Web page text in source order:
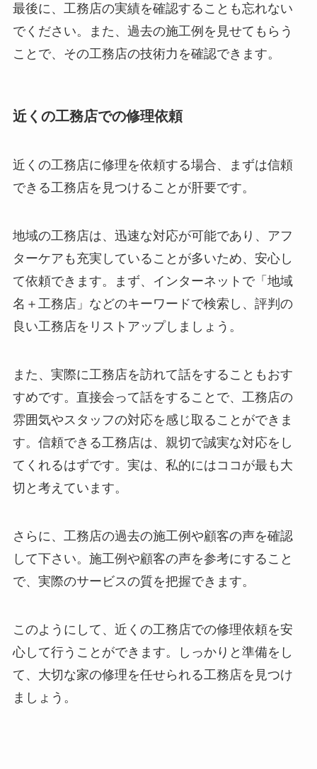
最後に、工務店の実績を確認することも忘れない
でください。また、過去の施工例を見せてもらう
ことで、その工務店の技術力を確認できます。
近くの工務店での修理依頼
近くの工務店に修理を依頼する場合、まずは信頼
できる工務店を見つけることが肝要です。
地域の工務店は、迅速な対応が可能であり、アフ
ターケアも充実していることが多いため、安心し
て依頼できます。まず、インターネットで「地域
名＋工務店」などのキーワードで検索し、評判の
良い工務店をリストアップしましょう。
また、実際に工務店を訪れて話をすることもおす
すめです。直接会って話をすることで、工務店の
雰囲気やスタッフの対応を感じ取ることができま
す。信頼できる工務店は、親切で誠実な対応をし
てくれるはずです。実は、私的にはココが最も大
切と考えています。
さらに、工務店の過去の施工例や顧客の声を確認
して下さい。施工例や顧客の声を参考にすること
で、実際のサービスの質を把握できます。
このようにして、近くの工務店での修理依頼を安
心して行うことができます。しっかりと準備をし
て、大切な家の修理を任せられる工務店を見つけ
ましょう。